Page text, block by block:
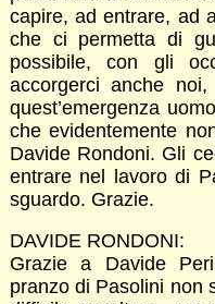
capire, ad entrare, ad
che ci permetta di
possibile, con gli
accorgerci anche
quest’emergenza
che evidentemente
Davide Rondoni. Gli
entrare nel lavoro di
sguardo. Grazie.
DAVIDE RONDONI:
Grazie a Davide
pranzo di Pasolini non